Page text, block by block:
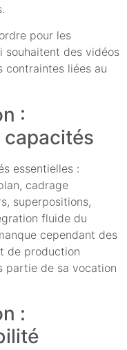
pour les
souhaitent des vidéos
contraintes liées au
:
essentielles :
cadrage
superpositions,
fluide du
cependant des
de production
partie de sa vocation
: